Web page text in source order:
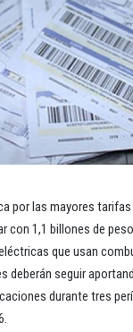
por las mayores
con 1,1 billones de
que usan
deberán seguir
durante tres